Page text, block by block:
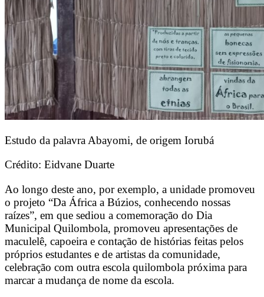
Estudo da palavra Abayomi, de origem Iorubá
Crédito: Eidvane Duarte
Ao longo deste ano, por exemplo, a unidade promoveu
o projeto “Da África a Búzios, conhecendo nossas
raízes”, em que sediou a comemoração do Dia
Municipal Quilombola, promoveu apresentações de
maculelê, capoeira e contação de histórias feitas pelos
próprios estudantes e de artistas da comunidade,
celebração com outra escola quilombola próxima para
marcar a mudança de nome da escola.